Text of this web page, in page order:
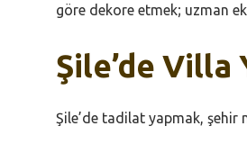
göre dekore etmek; uzman
Şile’de Villa
Şile’de tadilat yapmak, şehir